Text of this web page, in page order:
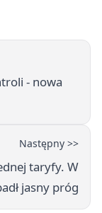
- nowa
Następny >>
taryfy. W
jasny próg